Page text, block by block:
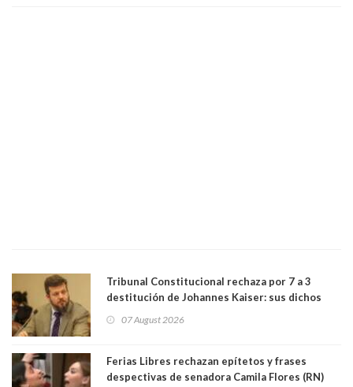
Tribunal Constitucional rechaza por 7 a 3
destitución de Johannes Kaiser: sus dichos
justicia constitucional porque no es diputado
07 August 2026
Ferias Libres rechazan epítetos y frases
despectivas de senadora Camila Flores (RN)